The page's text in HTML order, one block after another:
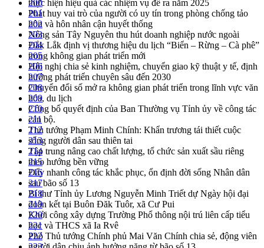
thực hiện hiệu quả các nhiệm vụ đề ra năm 2025
Phát huy vai trò của người có uy tín trong phòng chống tảo
hôn và hôn nhân cận huyết thống
Nông sản Tây Nguyên thu hút doanh nghiệp nước ngoài
Đắk Lắk định vị thương hiệu du lịch “Biển – Rừng – Cà phê”
trong không gian phát triển mới
Hội nghị chia sẻ kinh nghiệm, chuyển giao kỹ thuật y tế, định
hướng phát triển chuyên sâu đến 2030
Chuyển đổi số mở ra không gian phát triển trong lĩnh vực văn
hóa, du lịch
Công bố quyết định của Ban Thường vụ Tỉnh ủy về công tác
cán bộ.
Thủ tướng Phạm Minh Chính: Khẩn trương tái thiết cuộc
sống người dân sau thiên tai
Tập trung nâng cao chất lượng, tổ chức sản xuất sầu riêng
theo hướng bền vững
Đẩy nhanh công tác khắc phục, ổn định đời sống Nhân dân
sau bão số 13
Bí thư Tỉnh ủy Lương Nguyễn Minh Triết dự Ngày hội đại
đoàn kết tại Buôn Đăk Tuôr, xã Cư Pui
Khởi công xây dựng Trường Phổ thông nội trú liên cấp tiểu
học và THCS xã Ia Rvê
Phó Thủ tướng Chính phủ Mai Văn Chính chia sẻ, động viên
200
201
202
203
204
205
206
207
208
209
210
211
212
213
214
215
216
217
218
219
220
221
222